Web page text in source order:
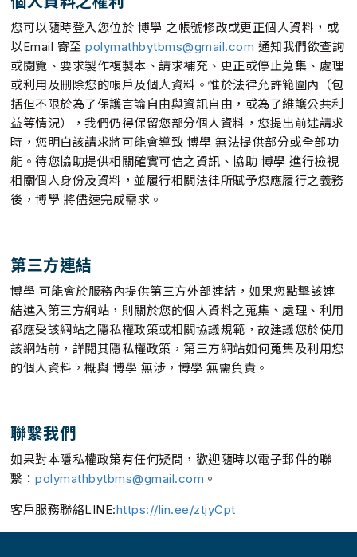
您可以隨時登入您位於 博學 之帳號修改或更正個人資料，或
以Email 寄至polymathbytbms@gmail.com 通知我們欲查詢
或閱覽、要求製作複製本、請求補充、更正或停止蒐集、處理
或利用及刪除您的帳戶及個人資料。惟於法律允許範圍內（包
括但不限於為了保護言論自由與資訊自由，或為了維護公共利
益等情況），我們仍得保留您部分個人資料，您提出前述請求
時，您明白該請求將可能會導致 博學 無法提供部分或全部功
能。待您協助提供相關確實可信之資訊、協助 博學 進行檢視
相關個人身份及資料，並履行相關法律所賦予您應履行之義務
後，博學 將儘速完成需求。
第三方連結
博學 可能會於服務內提供第三方外部連結，如果您點擊該連
結進入第三方網站，則關於您的個人資料之蒐集、處理、利用
都應受該網站之隱私權政策或相關協議規範，故建議您於使用
該網站前，詳閱其隱私權政策，第三方網站如何蒐集及利用您
的個人資料，概與 博學 無涉，博學 無需負責。
聯繫我們
如果對本隱私權政策有任何疑問，歡迎隨時以電子郵件的聯
繫：polymathbytbms@gmail.com 。
客戶服務聯絡LINE:https://lin.ee/ztjyCpt